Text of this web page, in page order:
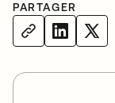
PARTAGER